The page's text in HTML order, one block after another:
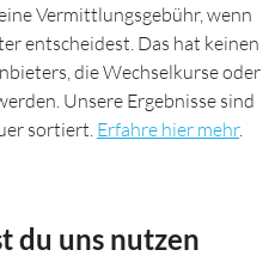
Vermittlungsgebühr, wenn
entscheidest. Das hat keinen
die Wechselkurse oder
Unsere Ergebnisse sind
sortiert. Erfahre hier mehr.
du uns nutzen